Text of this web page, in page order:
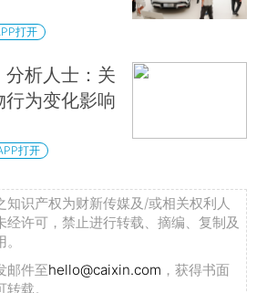
打开
分析人士：关
为变化影响
打开
知识产权为财新传媒及/或相关权利人
经许可，禁止进行转载、摘编、复制及
邮件至hello@caixin.com ，获得书面
载。